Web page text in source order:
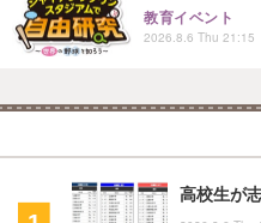
教育イベント
2026.8.6 Thu 21:15
高校生が